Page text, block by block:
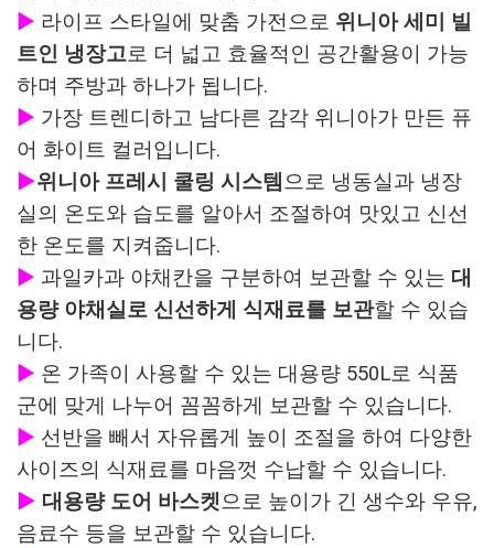
▶ 라이프 스타일에 맞춤 가전으로 위니아 세미 빌
트인 냉장고로 더 넓고 효율적인 공간활용이 가능
하며 주방과 하나가 됩니다.
▶ 가장 트렌디하고 남다른 감각 위니아가 만든 퓨
어 화이트 컬러입니다.
▶위니아 프레시 쿨링 시스템 으로 냉동실과 냉장
실의 온도와 습도를 알아서 조절하여 맛있고 신선
한 온도를 지켜줍니다.
▶ 과일카과 야채칸을 구분하여 보관할 수 있는 대
용량 야채실로 신선하게 식재료를 보관할 수 있습
니다.
▶ 온 가족이 사용할 수 있는 대용량 550L로 식품
군에 맞게 나누어 꼼꼼하게 보관할 수 있습니다.
▶ 선반을 빼서 자유롭게 높이 조절을 하여 다양한
사이즈의 식재료를 마음껏 수납할 수 있습니다.
▶ 대용량 도어 바스켓으로 높이가 긴 생수와 우유,
음료수 등을 보관할 수 있습니다.